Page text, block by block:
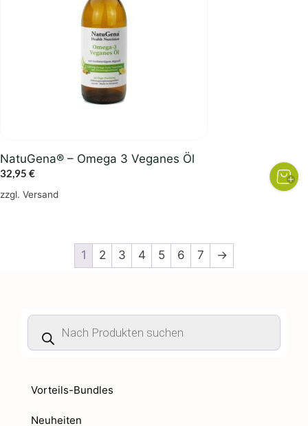
NatuGena® – Omega 3 Veganes Öl
32,95 €
zzgl. Versand
1 2 3 4 5 6 7 →
Products
search
Vorteils-Bundles
Neuheiten